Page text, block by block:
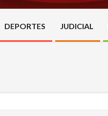
DEPORTES JUDICIAL